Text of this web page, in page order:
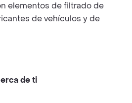
elementos de filtrado de
de vehículos y de
de ti